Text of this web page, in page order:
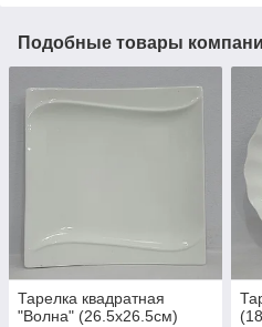
Подобные товары
Тарелка квадратная
"Волна" (26.5х26.5см)